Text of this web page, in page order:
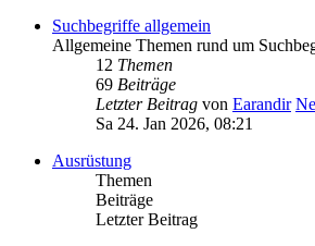
Suchbegriffe allgemein
Allgemeine Themen rund um
12 Themen
69 Beiträge
Letzter Beitrag von Earandir
Sa 24. Jan 2026, 08:21
Ausrüstung
Themen
Beiträge
Letzter Beitrag